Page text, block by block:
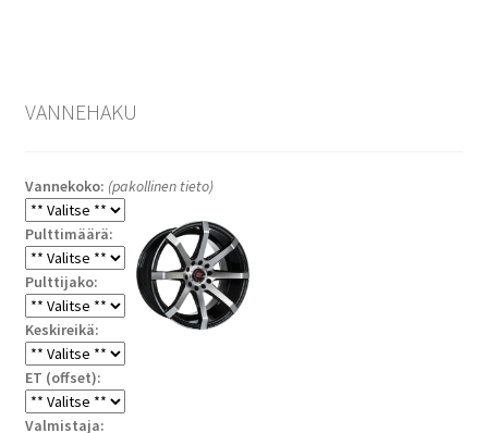
VANNEHAKU
Vannekoko: (pakollinen tieto)
Pulttimäärä:
Pulttijako:
Keskireikä:
ET (offset):
Valmistaja: